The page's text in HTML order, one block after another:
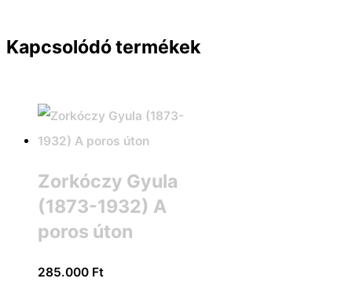
Kapcsolódó termékek
Zorkóczy Gyula
(1873-1932) A
poros úton
285.000 Ft